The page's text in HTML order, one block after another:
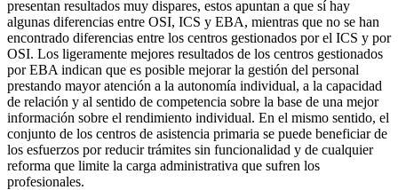
presentan resultados muy dispares, estos apuntan a que sí hay
algunas diferencias entre OSI, ICS y EBA, mientras que no se han
encontrado diferencias entre los centros gestionados por el ICS y por
OSI. Los ligeramente mejores resultados de los centros gestionados
por EBA indican que es posible mejorar la gestión del personal
prestando mayor atención a la autonomía individual, a la capacidad
de relación y al sentido de competencia sobre la base de una mejor
información sobre el rendimiento individual. En el mismo sentido, el
conjunto de los centros de asistencia primaria se puede beneficiar de
los esfuerzos por reducir trámites sin funcionalidad y de cualquier
reforma que limite la carga administrativa que sufren los
profesionales.